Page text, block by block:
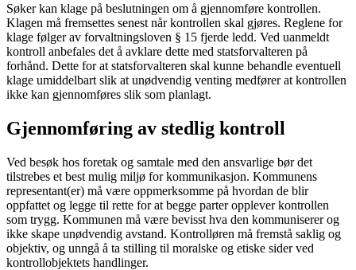
Søker kan klage på beslutningen om å gjennomføre kontrollen.
Klagen må fremsettes senest når kontrollen skal gjøres. Reglene for
klage følger av forvaltningsloven § 15 fjerde ledd. Ved uanmeldt
kontroll anbefales det å avklare dette med statsforvalteren på
forhånd. Dette for at statsforvalteren skal kunne behandle eventuell
klage umiddelbart slik at unødvendig venting medfører at kontrollen
ikke kan gjennomføres slik som planlagt.
Gjennomføring av stedlig kontroll
Ved besøk hos foretak og samtale med den ansvarlige bør det
tilstrebes et best mulig miljø for kommunikasjon. Kommunens
representant(er) må være oppmerksomme på hvordan de blir
oppfattet og legge til rette for at begge parter opplever kontrollen
som trygg. Kommunen må være bevisst hva den kommuniserer og
ikke skape unødvendig avstand. Kontrolløren må fremstå saklig og
objektiv, og unngå å ta stilling til moralske og etiske sider ved
kontrollobjektets handlinger.